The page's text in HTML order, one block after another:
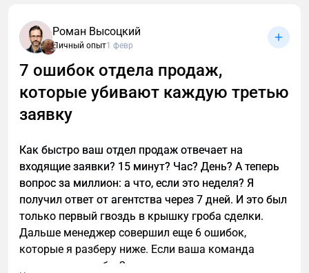
Роман Высоцкий
Личный опыт1 февр
7 ошибок отдела продаж,
которые убивают каждую третью
заявку
Как быстро ваш отдел продаж отвечает на
входящие заявки? 15 минут? Час? День? А теперь
вопрос за миллион: а что, если это неделя? Я
получил ответ от агентства через 7 дней. И это был
только первый гвоздь в крышку гроба сделки.
Дальше менеджер совершил еще 6 ошибок,
которые я разберу ниже. Если ваша команда
допускает хотя бы 2 из них — вы сливаете каждую